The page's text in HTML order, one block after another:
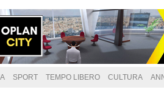
SPORT TEMPO LIBERO CULTURA